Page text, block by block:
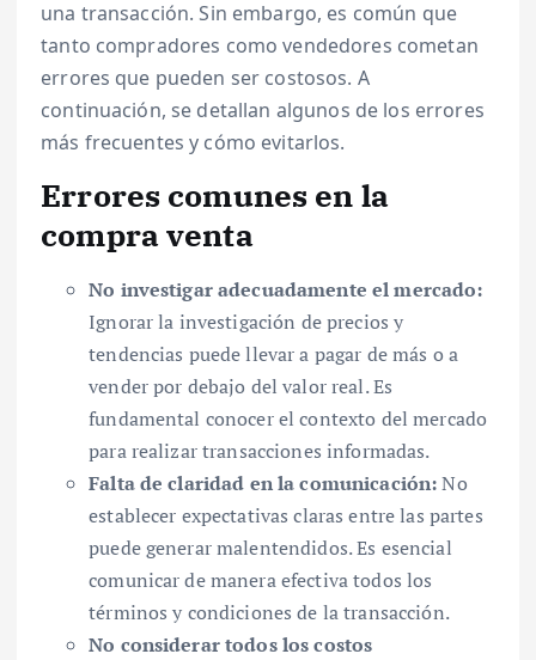
una transacción. Sin embargo, es común que
tanto compradores como vendedores cometan
errores que pueden ser costosos. A
continuación, se detallan algunos de los errores
más frecuentes y cómo evitarlos.
Errores comunes en la
compra venta
No investigar adecuadamente el mercado:
Ignorar la investigación de precios y
tendencias puede llevar a pagar de más o a
vender por debajo del valor real. Es
fundamental conocer el contexto del mercado
para realizar transacciones informadas.
Falta de claridad en la comunicación:No
establecer expectativas claras entre las partes
puede generar malentendidos. Es esencial
comunicar de manera efectiva todos los
términos y condiciones de la transacción.
No considerar todos los costos